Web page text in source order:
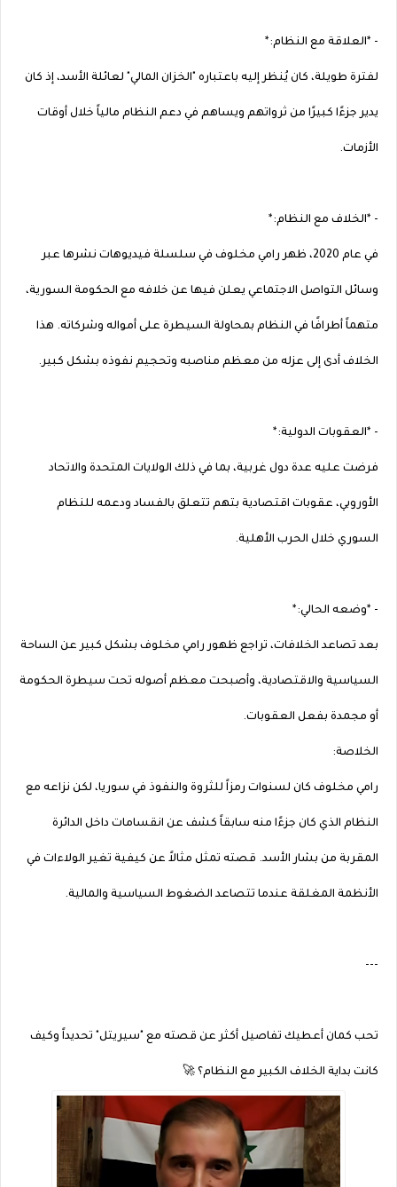
- *العلاقة مع النظام:*
لفترة طويلة، كان يُنظر إليه باعتباره "الخزان المالي" لعائلة الأسد، إذ كان
يدير جزءًا كبيرًا من ثرواتهم ويساهم في دعم النظام مالياً خلال أوقات
الأزمات.
- *الخلاف مع النظام:*
في عام 2020، ظهر رامي مخلوف في سلسلة فيديوهات نشرها عبر
وسائل التواصل الاجتماعي يعلن فيها عن خلافه مع الحكومة السورية،
متهماً أطرافًا في النظام بمحاولة السيطرة على أمواله وشركاته. هذا
الخلاف أدى إلى عزله من معظم مناصبه وتحجيم نفوذه بشكل كبير.
- *العقوبات الدولية:*
فرضت عليه عدة دول غربية، بما في ذلك الولايات المتحدة والاتحاد
الأوروبي، عقوبات اقتصادية بتهم تتعلق بالفساد ودعمه للنظام
السوري خلال الحرب الأهلية.
- *وضعه الحالي:*
بعد تصاعد الخلافات، تراجع ظهور رامي مخلوف بشكل كبير عن الساحة
السياسية والاقتصادية، وأصبحت معظم أصوله تحت سيطرة الحكومة
أو مجمدة بفعل العقوبات.
الخلاصة:
رامي مخلوف كان لسنوات رمزاً للثروة والنفوذ في سوريا، لكن نزاعه مع
النظام الذي كان جزءًا منه سابقاً كشف عن انقسامات داخل الدائرة
المقربة من بشار الأسد. قصته تمثل مثالاً عن كيفية تغير الولاءات في
الأنظمة المغلقة عندما تتصاعد الضغوط السياسية والمالية.
---
تحب كمان أعطيك تفاصيل أكثر عن قصته مع "سيريتل" تحديداً وكيف
كانت بداية الخلاف الكبير مع النظام؟ 🚀